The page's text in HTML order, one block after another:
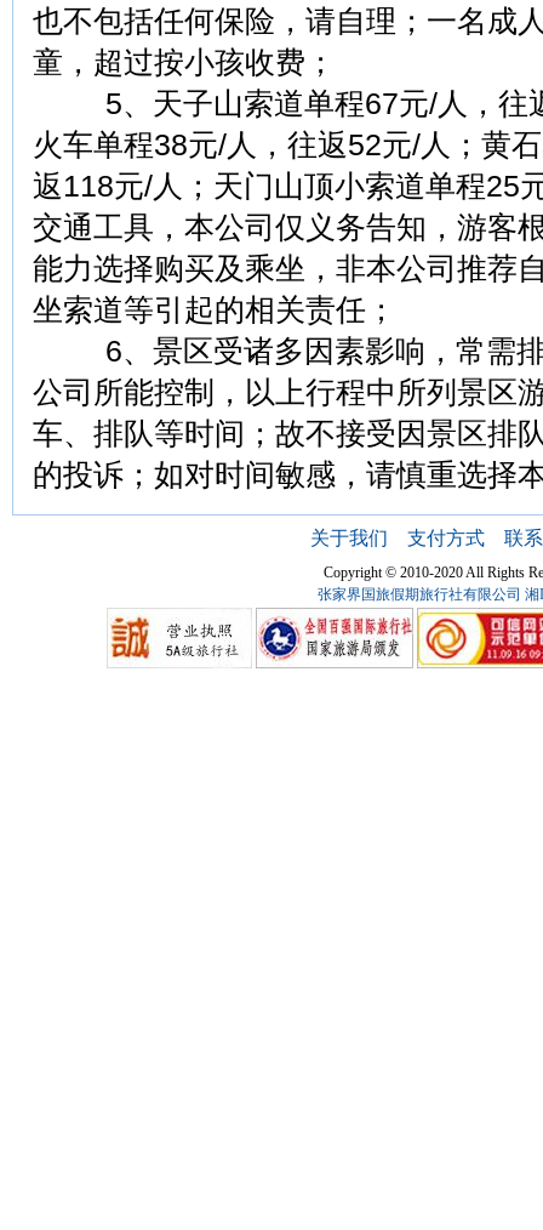
也不包括任何保险，请自理；一名成
童，超过按小孩收费；
5、天子山索道单程67元/人，往
火车单程38元/人，往返52元/人；黄
返118元/人；天门山顶小索道单程25
交通工具，本公司仅义务告知，游客
能力选择购买及乘坐，非本公司推荐
坐索道等引起的相关责任；
6、景区受诸多因素影响，常需排
公司所能控制，以上行程中所列景区
车、排队等时间；故不接受因景区排
的投诉；如对时间敏感，请慎重选择
关于我们 支付方式 联
Copyright © 2010-2020 All Rights
张家界国旅假期旅行社有限公司 湘